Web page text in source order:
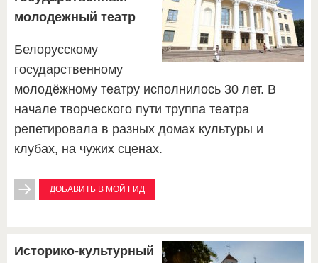
молодежный театр
Белорусскому
государственному
молодёжному театру исполнилось 30 лет. В
начале творческого пути труппа театра
репетировала в разных домах культуры и
клубах, на чужих сценах.
ДОБАВИТЬ В МОЙ ГИД
Историко-культурный